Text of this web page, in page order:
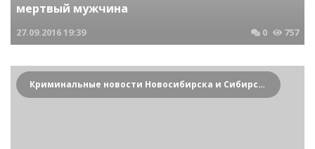
мертвый мужчина
27.09.201619:39 0 757
Криминальные новости Новосибирска и Сибирского региона